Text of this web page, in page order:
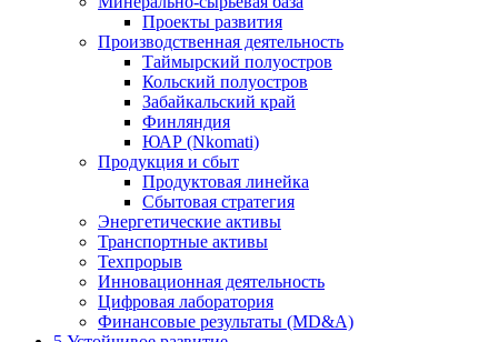
Проекты развития
Производственная деятельность
Таймырский полуостров
Кольский полуостров
Забайкальский край
Финляндия
ЮАР (Nkomati)
Продукция и сбыт
Продуктовая линейка
Сбытовая стратегия
Энергетические активы
Транспортные активы
Техпрорыв
Инновационная деятельность
Цифровая лаборатория
Финансовые результаты (MD&A)